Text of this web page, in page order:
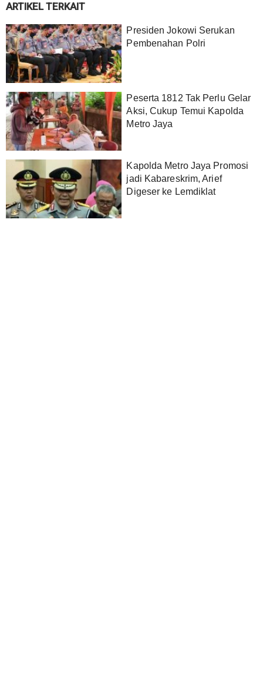
ARTIKEL TERKAIT
Presiden Jokowi Serukan
Pembenahan Polri
Peserta 1812 Tak Perlu Gelar
Aksi, Cukup Temui Kapolda
Metro Jaya
Kapolda Metro Jaya Promosi
jadi Kabareskrim, Arief
Digeser ke Lemdiklat